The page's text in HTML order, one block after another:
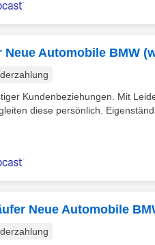
Neue Automobile BMW
Kundenbeziehungen. Mit
diese persönlich.
Neue Automobile